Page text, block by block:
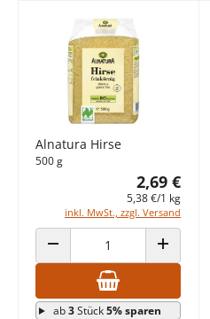
Alnatura Hirse
500 g
2,69 €
5,38 €/1 kg
inkl. MwSt., zzgl. Versand
ANZAHL VERRINGERN ANZAHL
ab3Stück5% sparen